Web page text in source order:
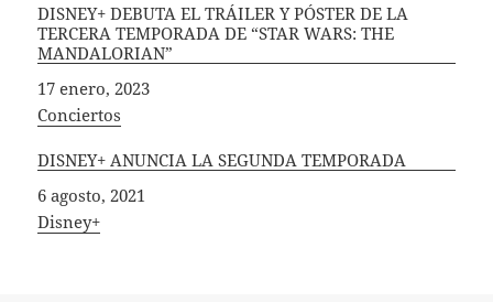
DISNEY+ DEBUTA EL TRÁILER Y PÓSTER DE LA
TERCERA TEMPORADA DE “STAR WARS: THE
MANDALORIAN”
Fecha
17 enero, 2023
In relation to
Conciertos
DISNEY+ ANUNCIA LA SEGUNDA TEMPORADA
Fecha
6 agosto, 2021
In relation to
Disney+